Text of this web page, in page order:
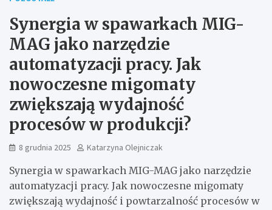
Synergia w spawarkach MIG-
MAG jako narzędzie
automatyzacji pracy. Jak
nowoczesne migomaty
zwiększają wydajność
procesów w produkcji?
8 grudnia 2025 Katarzyna Olejniczak
Synergia w spawarkach MIG-MAG jako narzędzie
automatyzacji pracy. Jak nowoczesne migomaty
zwiększają wydajność i powtarzalność procesów w